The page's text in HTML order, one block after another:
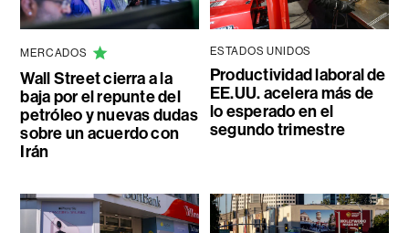
MERCADOS
Wall Street cierra a la
baja por el repunte del
petróleo y nuevas dudas
sobre un acuerdo con
Irán
ESTADOS UNIDOS
Productividad laboral de
EE.UU. acelera más de
lo esperado en el
segundo trimestre